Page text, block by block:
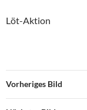
Löt-Aktion
Vorheriges Bild